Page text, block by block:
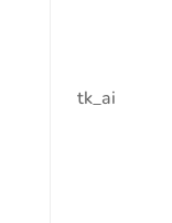
tk_ai